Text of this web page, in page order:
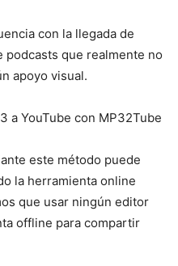
con la llegada de
podcasts que realmente no
apoyo visual.
este método puede
la herramienta online
que usar ningún editor
offline para compartir